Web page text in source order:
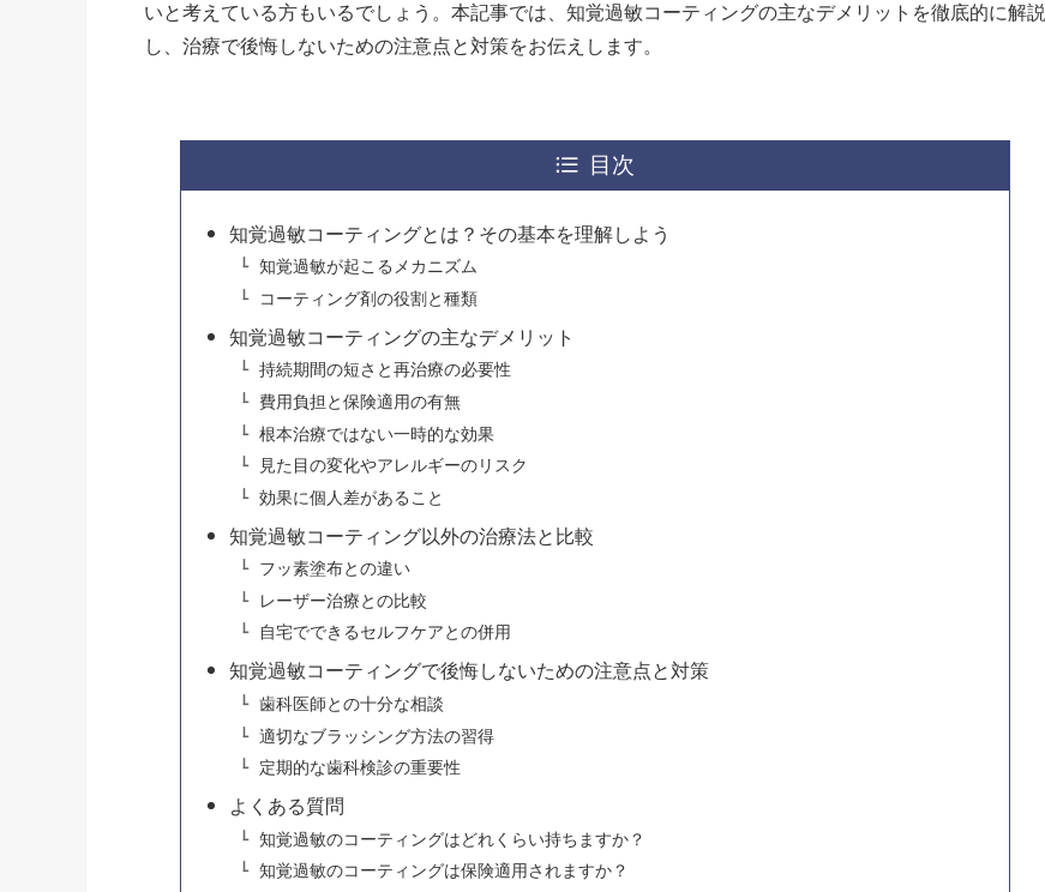
いと考えている方もいるでしょう。本記事では、知覚過敏コーティングの主なデメリットを徹底的に解説
し、治療で後悔しないための注意点と対策をお伝えします。
目次
知覚過敏コーティングとは？その基本を理解しよう
知覚過敏が起こるメカニズム
コーティング剤の役割と種類
知覚過敏コーティングの主なデメリット
持続期間の短さと再治療の必要性
費用負担と保険適用の有無
根本治療ではない一時的な効果
見た目の変化やアレルギーのリスク
効果に個人差があること
知覚過敏コーティング以外の治療法と比較
フッ素塗布との違い
レーザー治療との比較
自宅でできるセルフケアとの併用
知覚過敏コーティングで後悔しないための注意点と対策
歯科医師との十分な相談
適切なブラッシング方法の習得
定期的な歯科検診の重要性
よくある質問
知覚過敏のコーティングはどれくらい持ちますか？
知覚過敏のコーティングは保険適用されますか？